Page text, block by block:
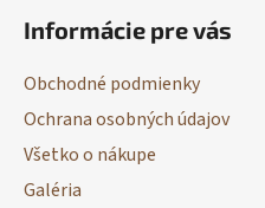
Informácie pre vás
Obchodné podmienky
Ochrana osobných údajov
Všetko o nákupe
Galéria